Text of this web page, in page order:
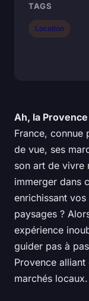
Ah, la Provence
France, connue
de vue, ses
son art de vivre
immerger dans
enrichissant
paysages ?
expérience
guider pas à
Provence alliant
marchés locaux.
TAGS
Location